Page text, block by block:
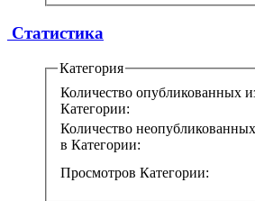
Статистика
Категория
Количество опубликованных
Категории:
Количество
в Категории:
Просмотров Категории: